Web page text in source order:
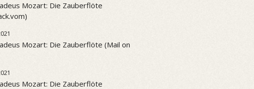
Mozart: Die Zauberflöte
Mozart: Die Zauberflöte (Mail on
Mozart: Die Zauberflöte